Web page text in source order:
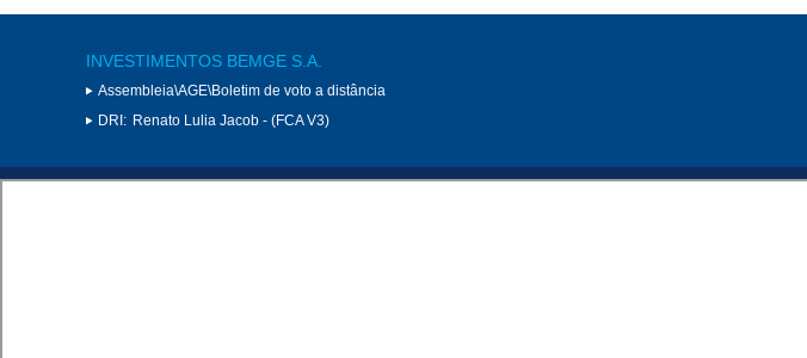
INVESTIMENTOS BEMGE S.A.
Assembleia\AGE\Boletim de voto a distância
DRI: Renato Lulia Jacob - (FCA V3)